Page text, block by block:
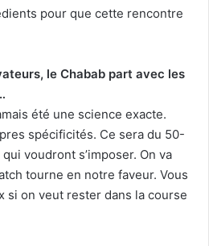
pour que cette rencontre
le Chabab part avec les
été une science exacte.
spécificités. Ce sera du 50-
voudront s’imposer. On va
tourne en notre faveur. Vous
si on veut rester dans la course